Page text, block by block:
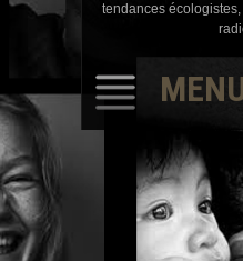
tendances
CONTENT